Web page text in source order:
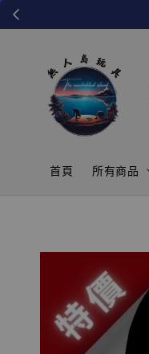
首頁 所有商品